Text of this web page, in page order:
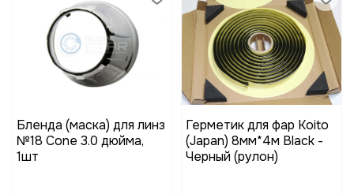
Бленда (маска) для линз
№18 Cone 3.0 дюйма,
1шт
Герметик для фар Koito
(Japan) 8мм*4м Black -
Черный (рулон)